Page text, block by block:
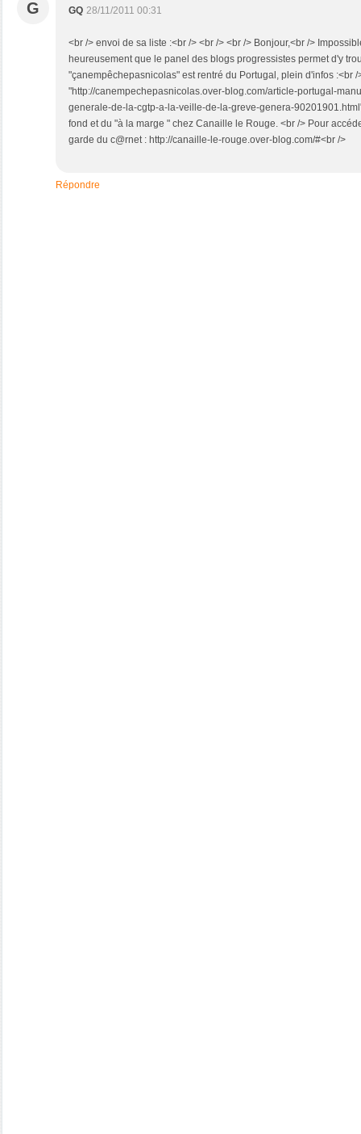
G GQ 28/11/2011 00:31
<br /> envoi de sa liste :<br /> <br /> <br /> Bonjour,<br />
heureusement que le panel des blogs progressistes permet d'y
"çanempêchepasnicolas" est rentré du Portugal, plein d'infos :<br /
"http://canempechepasnicolas.over-blog.com/article-portugal-
generale-de-la-cgtp-a-la-veille-de-la-greve-genera-
fond et du "à la marge " chez Canaille le Rouge. <br /> Pour
garde du c@rnet : http://canaille-le-rouge.over-blog.com/#<br />
Répondre